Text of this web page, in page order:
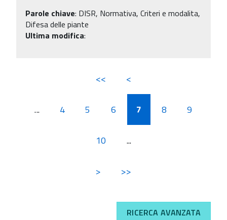
Parole chiave: DISR, Normativa, Criteri e modalita,
Difesa delle piante
Ultima modifica:
<< <
... 4 5 6 7 8 9
10 ...
> >>
RICERCA AVANZATA